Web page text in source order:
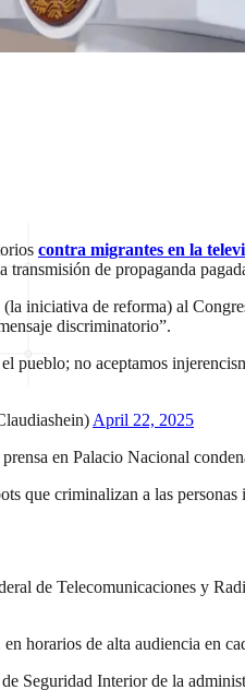
contra migrantes en la
de propaganda
iniciativa de reforma) al
discriminatorio”.
pueblo; no aceptamos
April 22, 2025
en Palacio Nacional
que criminalizan a las
de Telecomunicaciones y
horarios de alta audiencia en
Seguridad Interior de la